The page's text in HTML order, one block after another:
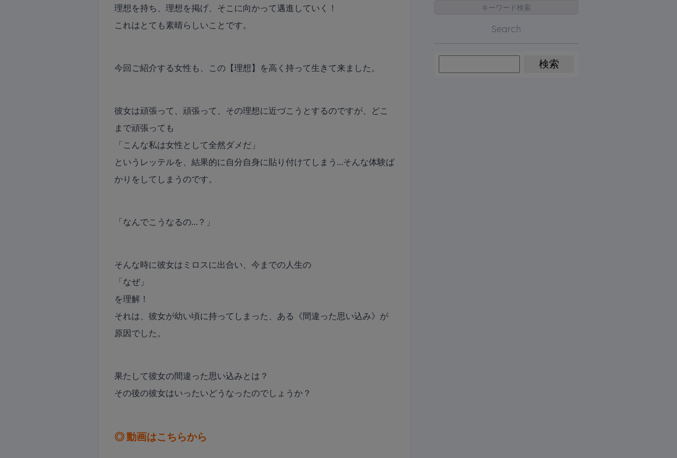
理想を持ち、理想を掲げ、そこに向かって邁進していく！
これはとても素晴らしいことです。
今回ご紹介する女性も、この【理想】を高く持って生きて来ました。
彼女は頑張って、頑張って、その理想に近づこうとするのですが、どこ
まで頑張っても
「こんな私は女性として全然ダメだ」
というレッテルを、結果的に自分自身に貼り付けてしまう…そんな体験ば
かりをしてしまうのです。
「なんでこうなるの…？」
そんな時に彼女はミロスに出合い、今までの人生の
「なぜ」
を理解！
それは、彼女が幼い頃に持ってしまった、ある《間違った思い込み》が
原因でした。
果たして彼女の間違った思い込みとは？
その後の彼女はいったいどうなったのでしょうか？
◎ 動画はこちらから
キーワード検索
Search